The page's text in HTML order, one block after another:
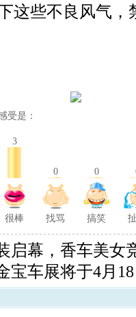
这些不良风气
受是：
3
0 0
很棒 找骂 搞笑
启幕，香车美女
宝车展将于4月